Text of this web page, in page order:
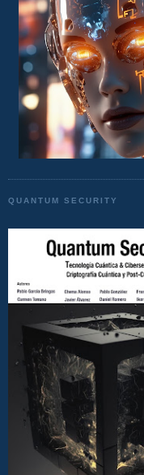
QUANTUM SECURITY